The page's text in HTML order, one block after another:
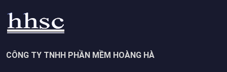
CÔNG TY TNHH PHẦN MỀM HOÀNG HÀ